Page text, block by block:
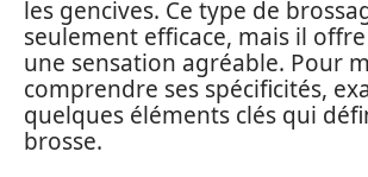
les gencives. Ce type de
seulement efficace, mais il
une sensation agréable. Pour
comprendre ses spécificités,
quelques éléments clés qui
brosse.